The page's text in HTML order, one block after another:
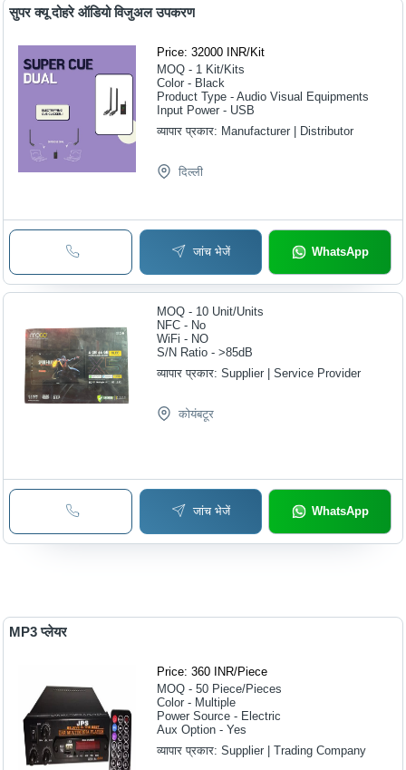
सुपर क्यू दोहरे ऑडियो विजुअल उपकरण
Price: 32000 INR/Kit
MOQ - 1 Kit/Kits
Color - Black
Product Type - Audio Visual Equipments
Input Power - USB
व्यापार प्रकार: Manufacturer | Distributor
दिल्ली
जांच भेजें WhatsApp
MOQ - 10 Unit/Units
NFC - No
WiFi - NO
S/N Ratio - >85dB
व्यापार प्रकार:Supplier | Service Provider
कोयंबटूर
जांच भेजें WhatsApp
MP3 प्लेयर
Price: 360 INR/Piece
MOQ - 50 Piece/Pieces
Color - Multiple
Power Source - Electric
Aux Option - Yes
व्यापार प्रकार:Supplier | Trading Company